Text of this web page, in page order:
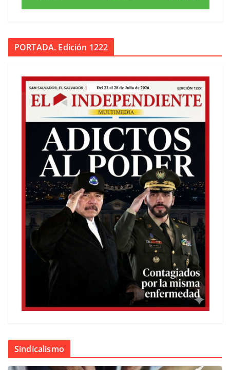
PORTADA. Edición 1222
Sindicalismo